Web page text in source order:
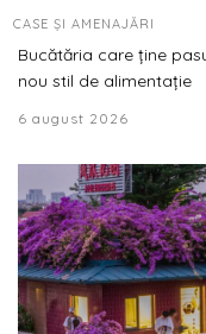
CASE ȘI AMENAJĂRI
Bucătăria care ține
nou stil de alimentație
6 august 2026